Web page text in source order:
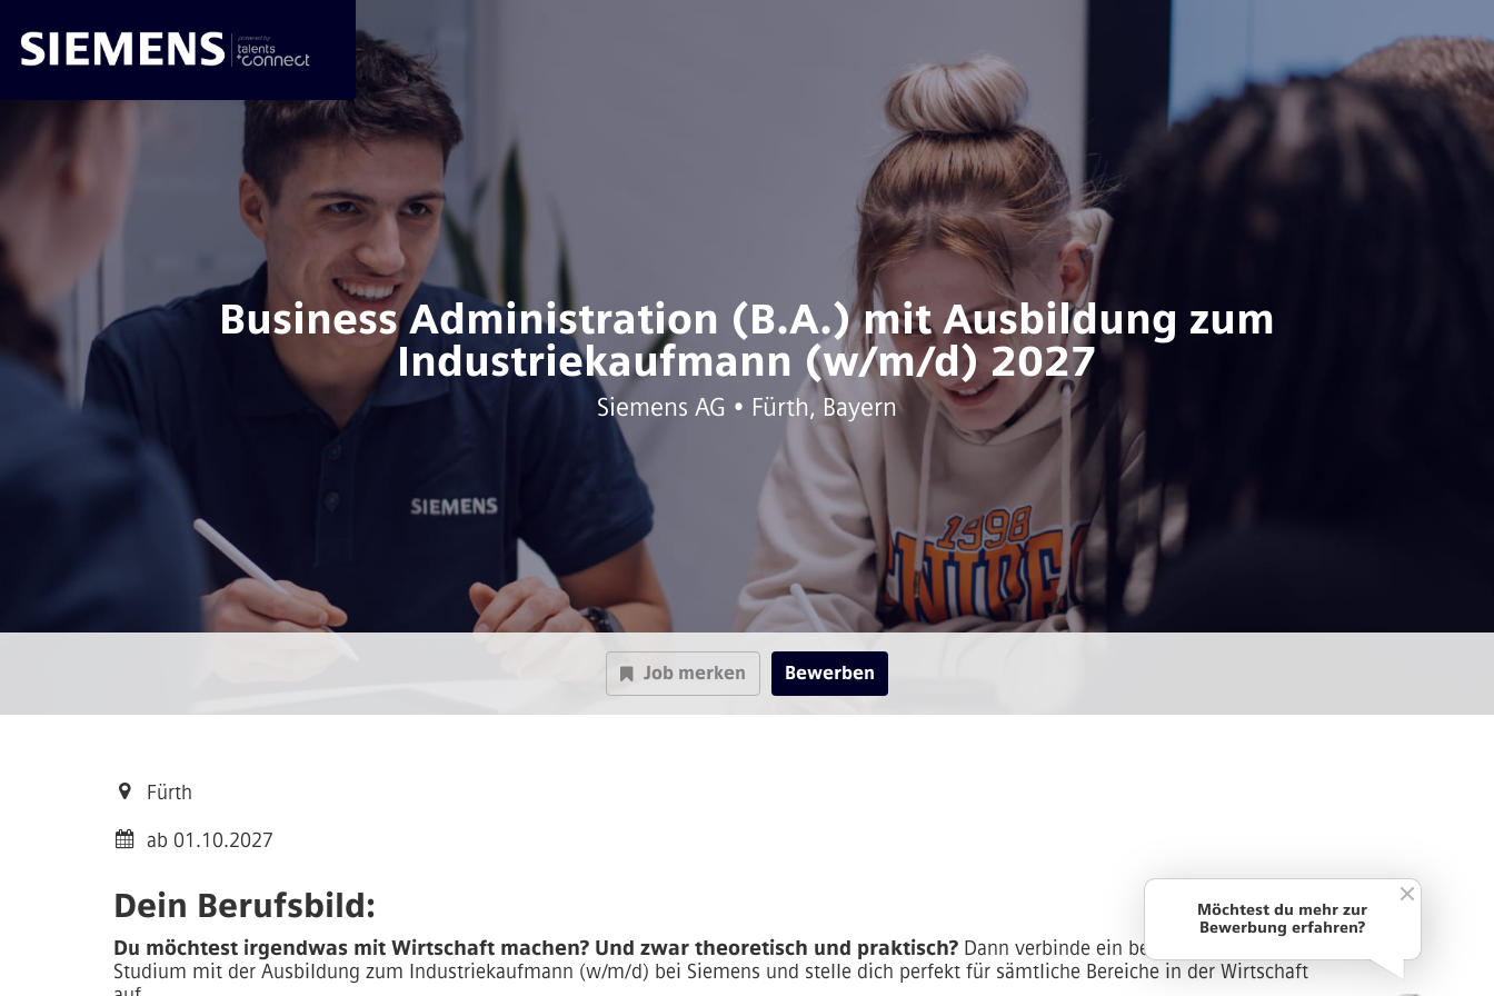
Business Administration (B.A.) mit Ausbildung zum
Industriekaufmann (w/m/d) 2027
Siemens AG • Fürth, Bayern
Job merken Bewerben
Fürth
ab 01.10.2027
Dein Berufsbild:
Du möchtest irgendwas mit Wirtschaft machen? Und zwar theoretisch und praktisch? Dann verbinde ein betriebswirtschaftliches
Studium mit der Ausbildung zum Industriekaufmann (w/m/d) bei Siemens und stelle dich perfekt für sämtliche Bereiche in der Wirtschaft
Möchtest du mehr zur
Bewerbung erfahren?